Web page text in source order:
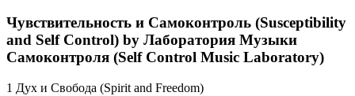
Чувствительность и Самоконтроль (Susceptibility
and Self Control) by Лаборатория Музыки
Самоконтроля (Self Control Music Laboratory)
1 Дух и Свобода (Spirit and Freedom)